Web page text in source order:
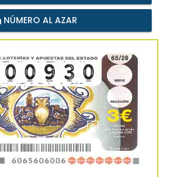
NÚMERO AL AZAR